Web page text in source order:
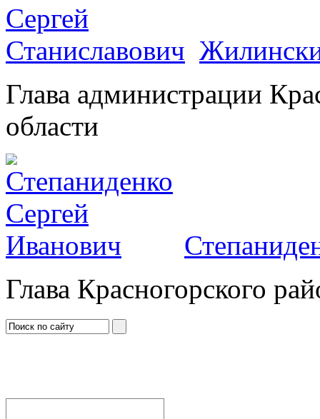
Глава администрации
области
Глава Красногорского